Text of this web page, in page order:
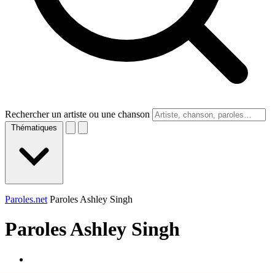
Rechercher un artiste ou une chanson
Thématiques
Paroles.net Paroles Ashley Singh
ParolesAshley Singh